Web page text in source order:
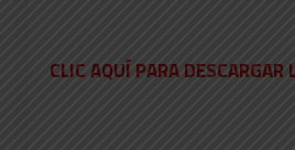
CLIC AQUÍ PARA DESCARGAR